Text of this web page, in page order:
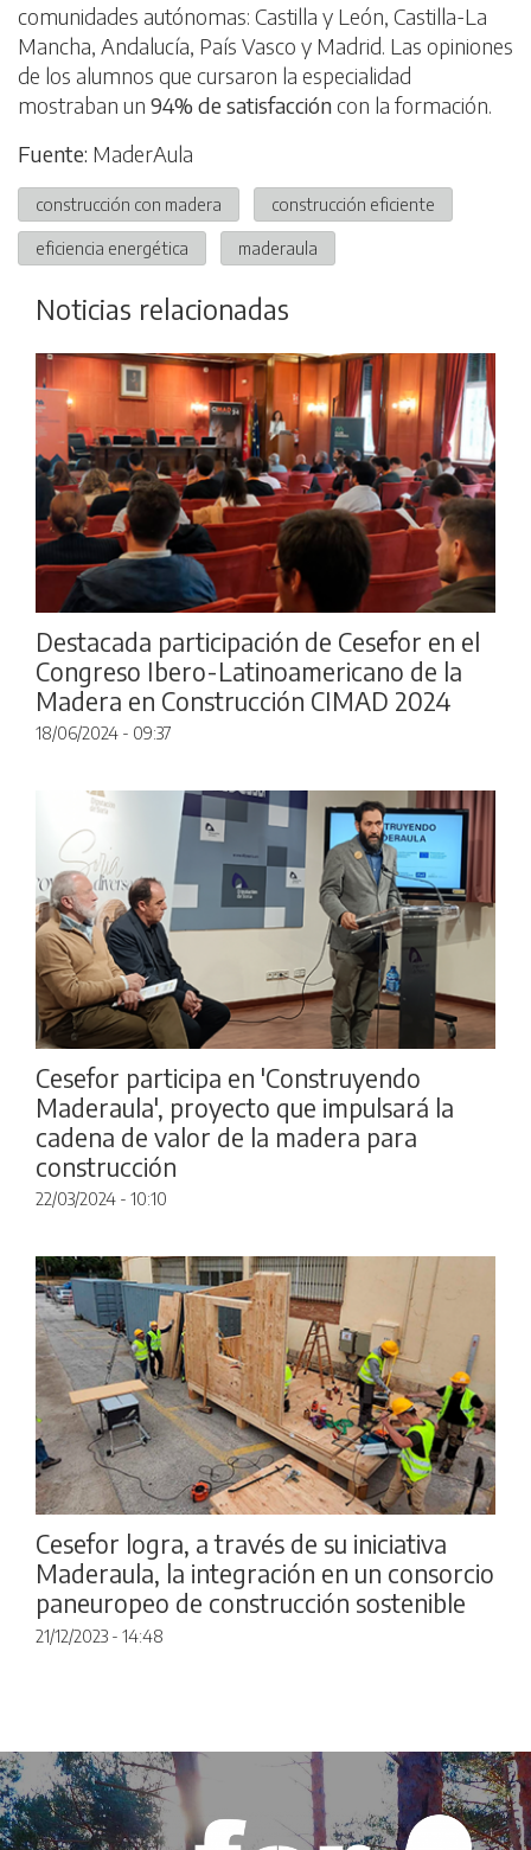
comunidades autónomas: Castilla y León, Castilla-La
Mancha, Andalucía, País Vasco y Madrid. Las opiniones
de los alumnos que cursaron la especialidad
mostraban un 94% de satisfacción con la formación.
Fuente: MaderAula
construcción con madera construcción eficiente
eficiencia energética maderaula
Noticias relacionadas
Destacada participación de Cesefor en el
Congreso Ibero-Latinoamericano de la
Madera en Construcción CIMAD 2024
18/06/2024 - 09:37
Cesefor participa en 'Construyendo
Maderaula', proyecto que impulsará la
cadena de valor de la madera para
construcción
22/03/2024 - 10:10
Cesefor logra, a través de su iniciativa
Maderaula, la integración en un consorcio
paneuropeo de construcción sostenible
21/12/2023 - 14:48